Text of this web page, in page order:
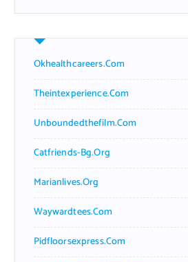
Okhealthcareers.com
Theintexperience.com
Unboundedthefilm.com
Catfriends-Bg.org
Marianlives.org
Waywardtees.com
Pidfloorsexpress.com